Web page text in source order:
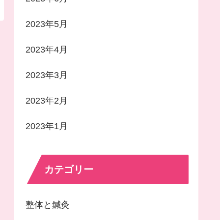
2023年5月
2023年4月
2023年3月
2023年2月
2023年1月
カテゴリー
整体と鍼灸